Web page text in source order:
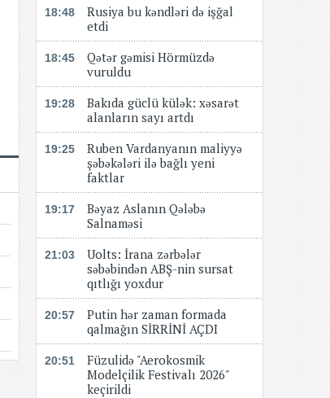
18:48
Rusiya bu kəndləri də işğal
etdi
18:45
Qətər gəmisi Hörmüzdə
vuruldu
19:28
Bakıda güclü külək: xəsarət
alanların sayı artdı
19:25
Ruben Vardanyanın maliyyə
şəbəkələri ilə bağlı yeni
faktlar
19:17
Bəyaz Aslanın Qələbə
Salnaməsi
21:03
Uolts: İrana zərbələr
səbəbindən ABŞ-nin sursat
qıtlığı yoxdur
20:57
Putin hər zaman formada
qalmağın SİRRİNİ AÇDI
20:51
Füzulidə "Aerokosmik
Modelçilik Festivalı 2026"
keçirildi